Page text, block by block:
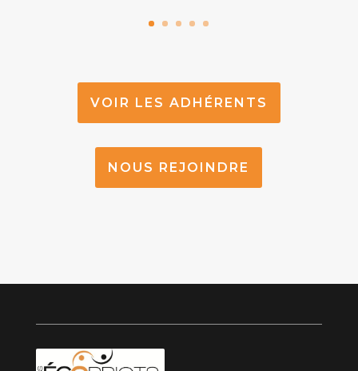
VOIR LES ADHÉRENTS
NOUS REJOINDRE